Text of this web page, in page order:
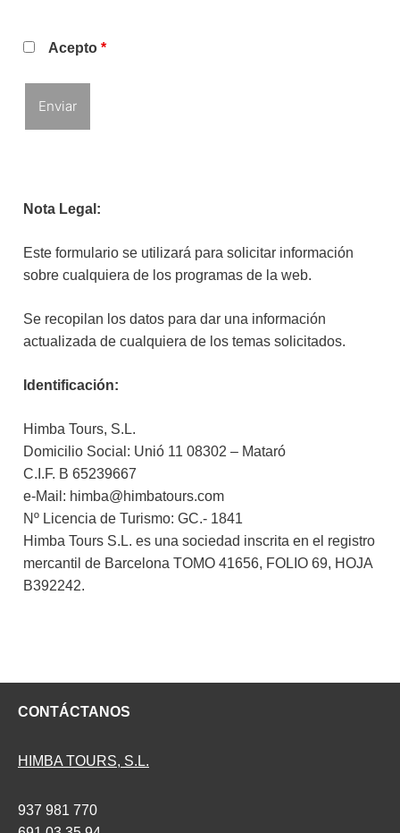
Acepto *
Nota Legal:
Este formulario se utilizará para solicitar información
sobre cualquiera de los programas de la web.
Se recopilan los datos para dar una información
actualizada de cualquiera de los temas solicitados.
Identificación:
Himba Tours, S.L.
Domicilio Social: Unió 11 08302 – Mataró
C.I.F. B 65239667
e-Mail: himba@himbatours.com
Nº Licencia de Turismo: GC.- 1841
Himba Tours S.L. es una sociedad inscrita en el registro
mercantil de Barcelona TOMO 41656, FOLIO 69, HOJA
B392242.
CONTÁCTANOS
HIMBA TOURS, S.L.
937 981 770